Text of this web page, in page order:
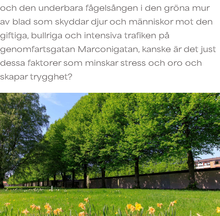
och den underbara fågelsången i den gröna mur
av blad som skyddar djur och människor mot den
giftiga, bullriga och intensiva trafiken på
genomfartsgatan Marconigatan, kanske är det just
dessa faktorer som minskar stress och oro och
skapar trygghet?